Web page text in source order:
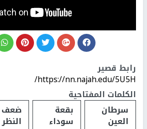
رابط قصير
https://nn.najah.edu/5U5H/
الكلمات المفتاحية
سرطان
العين
بقعة
سوداء
ضعف
النظر